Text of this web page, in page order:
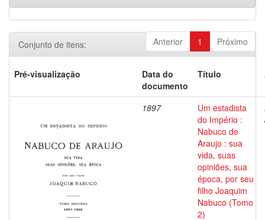
Anterior 1 Próximo
Conjunto de itens:
Pré-visualização
Data do
documento
Título
1897
Um estadista
do Império :
Nabuco de
Araujo : sua
vida, suas
opiniões, sua
época, por seu
filho Joaquim
Nabuco (Tomo
2)